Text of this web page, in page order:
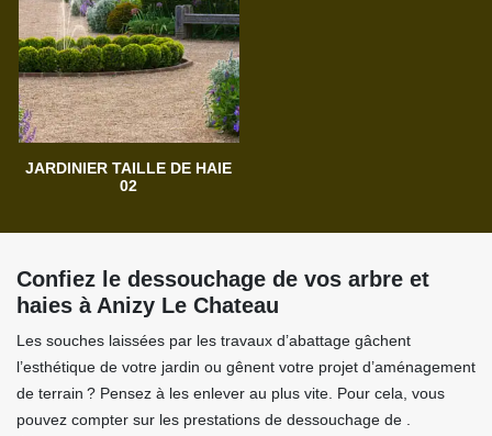
JARDINIER TAILLE DE HAIE
02
Confiez le dessouchage de vos arbre et
haies à Anizy Le Chateau
Les souches laissées par les travaux d’abattage gâchent
l’esthétique de votre jardin ou gênent votre projet d’aménagement
de terrain ? Pensez à les enlever au plus vite. Pour cela, vous
pouvez compter sur les prestations de dessouchage de .